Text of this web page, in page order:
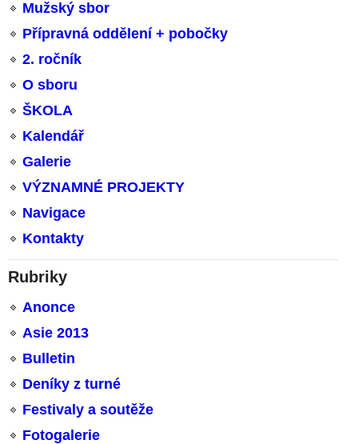
Mužský sbor
Přípravná oddělení + pobočky
2. ročník
O sboru
ŠKOLA
Kalendář
Galerie
VÝZNAMNÉ PROJEKTY
Navigace
Kontakty
Rubriky
Anonce
Asie 2013
Bulletin
Deníky z turné
Festivaly a soutěže
Fotogalerie